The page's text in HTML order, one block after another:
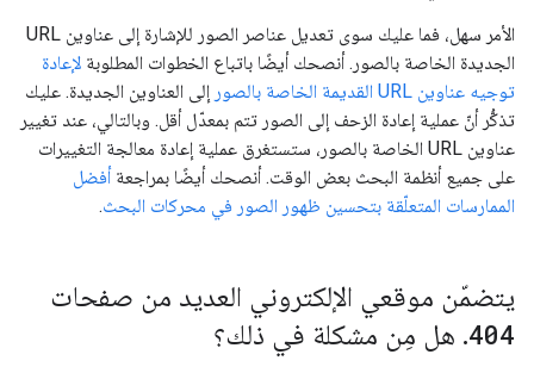
الأمر سهل، فما عليك سوى تعديل عناصر الصور للإشارة إلى عناوين URL
الجديدة الخاصة بالصور. أنصحك أيضًا باتباع الخطوات المطلوبة لإعادة
توجيه عناوين URL القديمة الخاصة بالصور
إلى العناوين الجديدة. عليك
تذكُّر أنّ عملية إعادة الزحف إلى الصور تتم بمعدّل أقل. وبالتالي، عند تغيير
عناوين URL الخاصة بالصور، ستستغرق عملية إعادة معالجة التغييرات
على جميع أنظمة البحث بعض الوقت. أنصحك أيضًا بمراجعةأفضل
الممارسات المتعلّقة بتحسين ظهور الصور في محركات البحث.
يتضمّن موقعي الإلكتروني العديد من صفحات
404
. هل مِن مشكلة في ذلك؟